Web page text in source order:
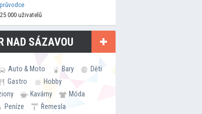
000 uživatelů
NAD SÁZAVOU
Auto & Moto Bary
Děti
Gastro
Hobby
Kavárny
Móda
Peníze
Řemesla